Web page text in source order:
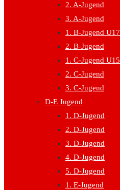
2. A-Jugend
3. A-Jugend
1. B-Jugend U17
2. B-Jugend
1. C-Jugend U15
2. C-Jugend
3. C-Jugend
D-E Jugend
1. D-Jugend
2. D-Jugend
3. D-Jugend
4. D-Jugend
5. D-Jugend
1. E-Jugend